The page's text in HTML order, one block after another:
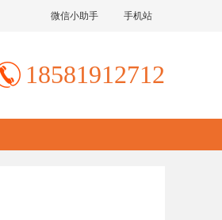
微信小助手 手机站
18581912712